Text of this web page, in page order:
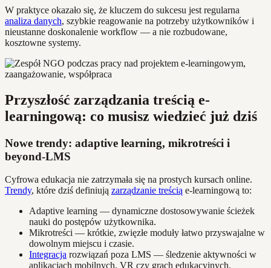
W praktyce okazało się, że kluczem do sukcesu jest regularna
analiza danych, szybkie reagowanie na potrzeby użytkowników i
nieustanne doskonalenie workflow — a nie rozbudowane,
kosztowne systemy.
Przyszłość zarządzania treścią e-
learningową: co musisz wiedzieć już dziś
Nowe trendy: adaptive learning, mikrotreści i
beyond-LMS
Cyfrowa edukacja nie zatrzymała się na prostych kursach online.
Trendy, które dziś definiują zarządzanie treścią e-learningową to:
Adaptive learning — dynamiczne dostosowywanie ścieżek
nauki do postępów użytkownika.
Mikrotreści — krótkie, zwięzłe moduły łatwo przyswajalne w
dowolnym miejscu i czasie.
Integracja rozwiązań poza LMS — śledzenie aktywności w
aplikacjach mobilnych, VR czy grach edukacyjnych.